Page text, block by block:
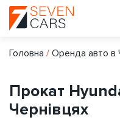
Головна / Оренда авто в
Прокат
Чернівцях